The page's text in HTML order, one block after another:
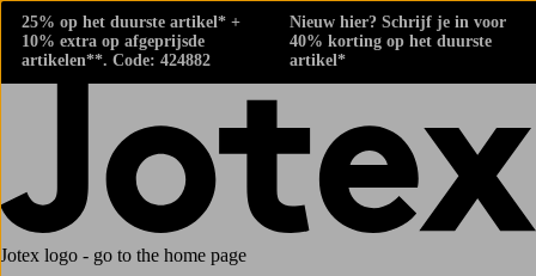
25% op het duurste artikel* +
10% extra op afgeprijsde
artikelen**. Code: 424882
Nieuw hier? Schrijf je in voor
40% korting op het duurste
artikel*
Jotex logo - go to the home page